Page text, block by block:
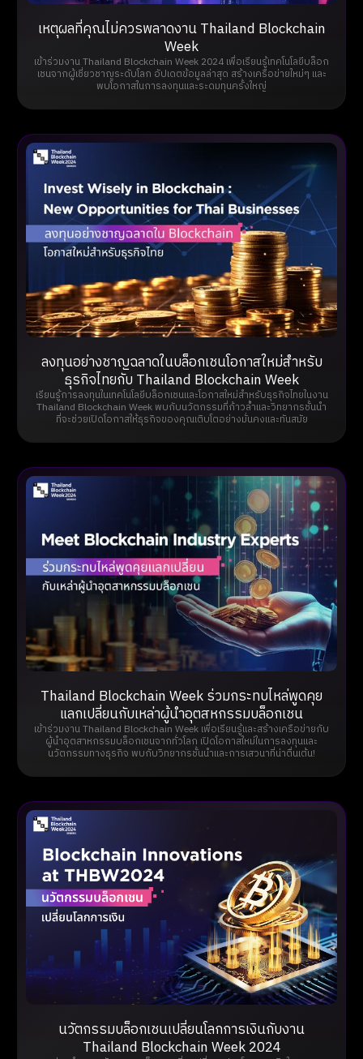
เหตุผลที่คุณไม่ควรพลาดงาน Thailand Blockchain
Week
เข้าร่วมงาน Thailand Blockchain Week 2024 เพื่อเรียนรู้เทคโนโลยีบล็อก
เชนจากผู้เชี่ยวชาญระดับโลก อัปเดตข้อมูลล่าสุด สร้างเครือข่ายใหม่ๆ และ
พบโอกาสในการลงทุนและระดมทุนครั้งใหญ่
ลงทุนอย่างชาญฉลาดในบล็อกเชนโอกาสใหม่สำหรับ
ธุรกิจไทยกับ Thailand Blockchain Week
เรียนรู้การลงทุนในเทคโนโลยีบล็อกเชนและโอกาสใหม่สำหรับธุรกิจไทยในงาน
Thailand Blockchain Week พบกับนวัตกรรมที่ก้าวล้ำและวิทยากรชั้นนำ
ที่จะช่วยเปิดโอกาสให้ธุรกิจของคุณเติบโตอย่างมั่นคงและทันสมัย
Thailand Blockchain Week ร่วมกระทบไหล่พูดคุย
แลกเปลี่ยนกับเหล่าผู้นำอุตสหกรรมบล็อกเชน
เข้าร่วมงาน Thailand Blockchain Week เพื่อเรียนรู้และสร้างเครือข่ายกับ
ผู้นำอุตสาหกรรมบล็อกเชนจากทั่วโลก เปิดโอกาสใหม่ในการลงทุนและ
นวัตกรรมทางธุรกิจ พบกับวิทยากรชั้นนำและการเสวนาที่น่าตื่นเต้น!
นวัตกรรมบล็อกเชนเปลี่ยนโลกการเงินกับงาน
Thailand Blockchain Week 2024